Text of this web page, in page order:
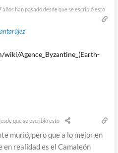
años han pasado desde que se escribió esto
Agence_Byzantine_(Earth-
que se escribió esto
murió, pero que a lo mejor en
realidad es el Camaleón